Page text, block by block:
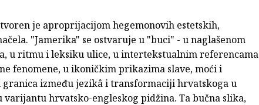
je aproprijacijom hegemonovih estetskih,
"Jamerika" se ostvaruje u "buci" - u naglašenom
u ritmu i leksiku ulice, u intertekstualnim referencama
fenomene, u ikoničkim prikazima slave, moći i
između jezikâ i transformaciji hrvatskoga u
hrvatsko-engleskog pidžina. Ta bučna slika,